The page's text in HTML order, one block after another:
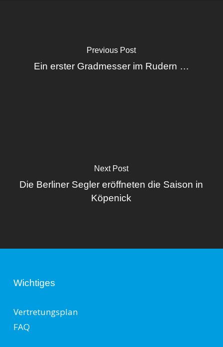
Previous Post
Ein erster Gradmesser im Rudern …
Next Post
Die Berliner Segler eröffneten die Saison in
Köpenick
Wichtiges
Vertretungsplan
FAQ